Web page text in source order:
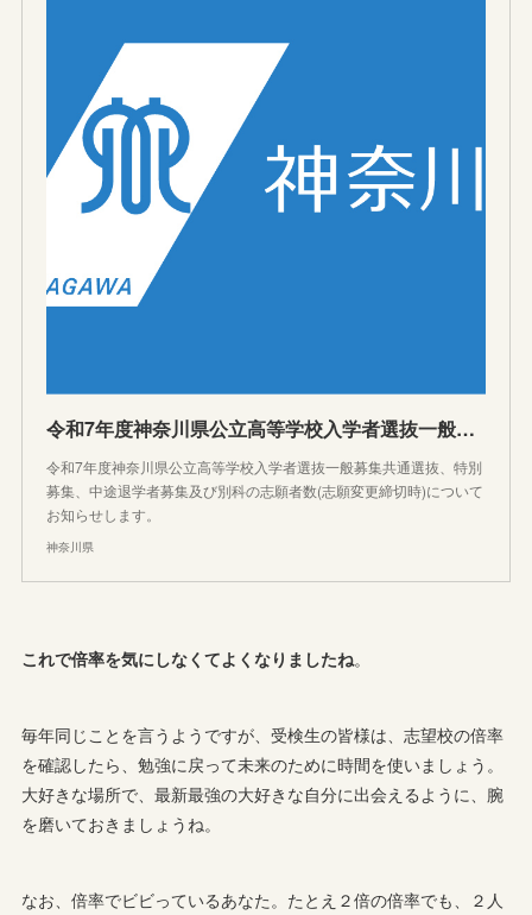
令和7年度神奈川県公立高等学校入学者選抜一般募集共通選抜等の志願者数(志願変更締切時)について
令和7年度神奈川県公立高等学校入学者選抜一般募集共通選抜、特別
募集、中途退学者募集及び別科の志願者数(志願変更締切時)について
お知らせします。
神奈川県
これで倍率を気にしなくてよくなりましたね。
毎年同じことを言うようですが、受検生の皆様は、志望校の倍率
を確認したら、勉強に戻って未来のために時間を使いましょう。
大好きな場所で、最新最強の大好きな自分に出会えるように、腕
を磨いておきましょうね。
なお、倍率でビビっているあなた。たとえ２倍の倍率でも、２人